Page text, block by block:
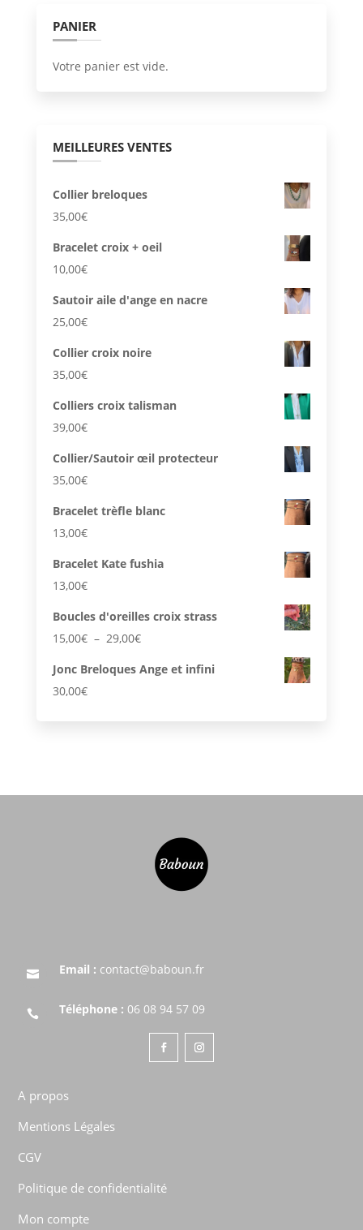
PANIER
Votre panier est vide.
MEILLEURES VENTES
Collier breloques
35,00€
Bracelet croix + oeil
10,00€
Sautoir aile d'ange en nacre
25,00€
Collier croix noire
35,00€
Colliers croix talisman
39,00€
Collier/Sautoir œil protecteur
35,00€
Bracelet trèfle blanc
13,00€
Bracelet Kate fushia
13,00€
Boucles d'oreilles croix strass
15,00€ – 29,00€Plage
prix :
Jonc Breloques Ange et infini
30,00€
 Email : contact@baboun.fr
 Téléphone : 06 08 94 57 09
A propos
Mentions Légales
CGV
Politique de confidentialité
Mon compte